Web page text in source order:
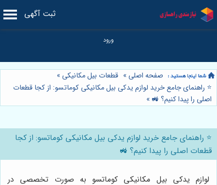
ثبت آگهی
صفحه اصلی » قطعات بیل مکانیکی »
⭐️ راهنمای جامع خرید لوازم یدکی بیل مکانیکی کوماتسو: از کجا قطعات
اصلی را پیدا کنیم؟ 🚜 »
⭐️ راهنمای جامع خرید لوازم یدکی بیل مکانیکی کوماتسو: از کجا
قطعات اصلی را پیدا کنیم؟ 🚜
لوازم یدکی بیل مکانیکی کوماتسو به صورت تخصصی در